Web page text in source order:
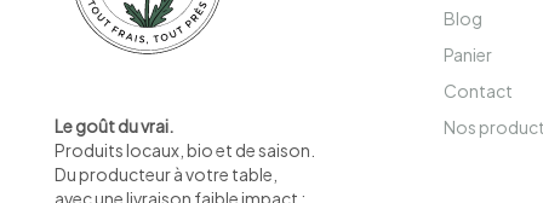
Le goût du vrai.
Produits locaux, bio et de saison
Du producteur à votre table,
avec une livraison faible impact :
Blog
Panier
Contact
Nos